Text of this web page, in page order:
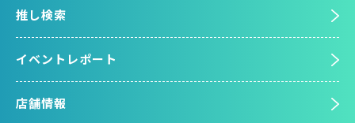
推し検索
イベントレポート
店舗情報